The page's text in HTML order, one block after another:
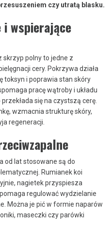
czy utratą blasku.
i wspierające
skrzyp polny to jedne z
cery. Pokrzywa działa
toksyn i poprawia stan skóry
pracę wątroby i układu
się na czystszą cerę.
wzmacnia strukturę skóry,
regeneracji.
od lat stosowane są do
Rumianek koi
nagietek przyspiesza
regulować wydzielanie
Można je pić w formie naparów
maseczki czy parówki